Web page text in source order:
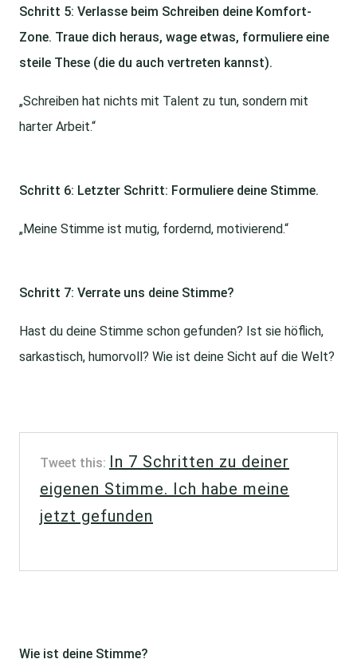
Schritt 5: Verlasse beim Schreiben deine Komfort-
Zone. Traue dich heraus, wage etwas, formuliere eine
steile These (die du auch vertreten kannst).
„Schreiben hat nichts mit Talent zu tun, sondern mit
harter Arbeit.“
Schritt 6: Letzter Schritt: Formuliere deine Stimme.
„Meine Stimme ist mutig, fordernd, motivierend.“
Schritt 7: Verrate uns deine Stimme?
Hast du deine Stimme schon gefunden? Ist sie höflich,
sarkastisch, humorvoll? Wie ist deine Sicht auf die Welt?
Tweet this:
In 7 Schritten zu deiner
eigenen Stimme. Ich habe meine
jetzt gefunden
Wie ist deine Stimme?